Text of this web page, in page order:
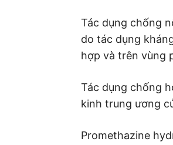
Tác dụng chống
do tác dụng
hợp và trên vùng
Tác dụng chống
kinh trung ương
Promethazine